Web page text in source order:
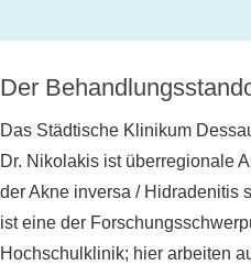
Der
Das Städtische Klinikum
Dr. Nikolakis ist überregionale
der Akne inversa / Hidradenitis
ist eine der
Hochschulklinik; hier arbeiten